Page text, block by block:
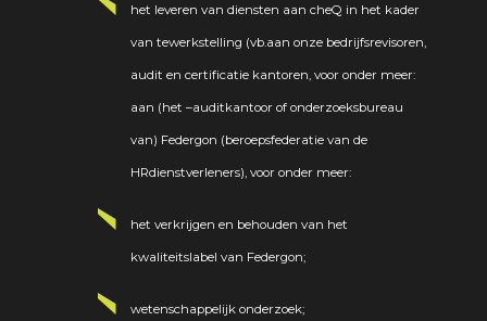
het leveren van diensten aan cheQ in het kader
van tewerkstelling (vb.aan onze bedrijfsrevisoren,
audit en certificatie kantoren, voor onder meer:
aan (het –auditkantoor of onderzoeksbureau
van) Federgon (beroepsfederatie van de
HRdienstverleners), voor onder meer:
het verkrijgen en behouden van het
kwaliteitslabel van Federgon;
wetenschappelijk onderzoek;